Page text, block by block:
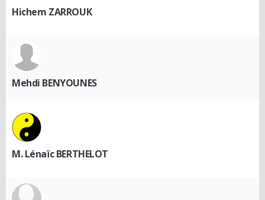
Hichem ZARROUK
Mehdi BENYOUNES
M. Lénaïc BERTHELOT